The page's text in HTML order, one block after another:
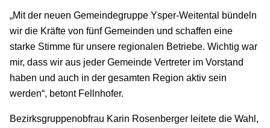
„Mit der neuen Gemeindegruppe Ysper-Weitental bündeln
wir die Kräfte von fünf Gemeinden und schaffen eine
starke Stimme für unsere regionalen Betriebe. Wichtig war
mir, dass wir aus jeder Gemeinde Vertreter im Vorstand
haben und auch in der gesamten Region aktiv sein
werden“, betont Fellnhofer.
Bezirksgruppenobfrau Karin Rosenberger leitete die Wahl,